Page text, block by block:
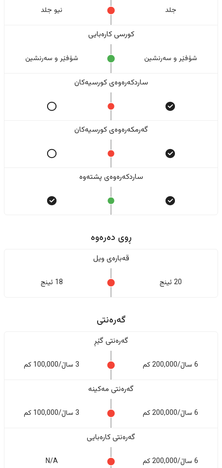
جلد نیو جلد
کورسی کارەبایی
شۆفێر و سەرنشین شۆفێر و سەرنشین
ساردکەرەوەی کورسیەکان
گەرمکەرەوەی کورسیەکان
ساردکەرەوەی پشتەوە
ڕوی دەرەوە
قەبارەی ویل
20 ئینج 18 ئینج
گەرەنتی
گەرەنتی گێڕ
6 ساڵ/200,000 کم 3 ساڵ/100,000 کم
گەرەنتی مەکینە
6 ساڵ/200,000 کم 3 ساڵ/100,000 کم
گەرەنتی کارەبایی
6 ساڵ/200,000 کم N/A